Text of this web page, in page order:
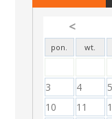
<
pon. wt.
3
4 5
10
11